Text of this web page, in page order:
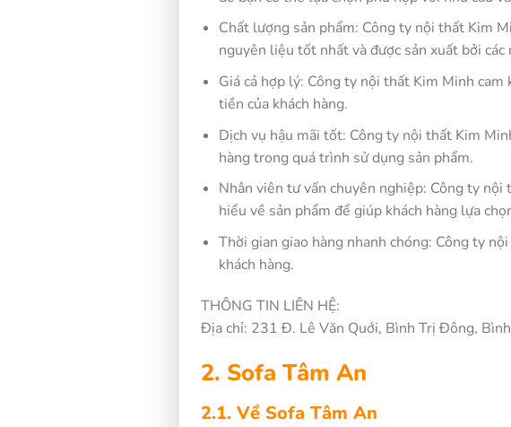
Chất lượng sản phẩm: Công ty nội thất Kim
nguyên liệu tốt nhất và được sản xuất bởi các
Giá cả hợp lý: Công ty nội thất Kim Minh cam
tiền của khách hàng.
Dịch vụ hậu mãi tốt: Công ty nội thất Kim
hàng trong quá trình sử dụng sản phẩm.
Nhân viên tư vấn chuyên nghiệp: Công ty
hiểu về sản phẩm để giúp khách hàng lựa
Thời gian giao hàng nhanh chóng: Công ty
khách hàng.
THÔNG TIN LIÊN HỆ:
Địa chỉ: 231 Đ. Lê Văn Quới, Bình Trị Đông,
2. Sofa Tâm An
2.1. Về Sofa Tâm An